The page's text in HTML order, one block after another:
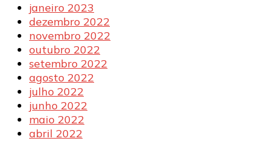
janeiro 2023
dezembro 2022
novembro 2022
outubro 2022
setembro 2022
agosto 2022
julho 2022
junho 2022
maio 2022
abril 2022